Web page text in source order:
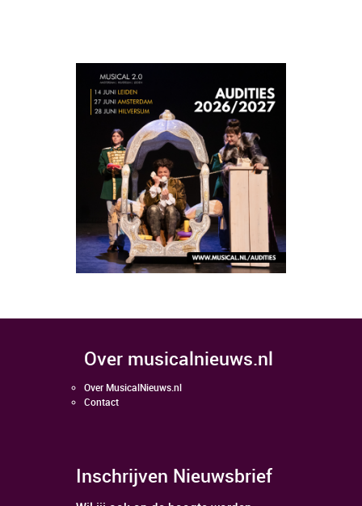
over musicalnieuws.nl
Over MusicalNieuws.nl
Contact
Inschrijven Nieuwsbrief